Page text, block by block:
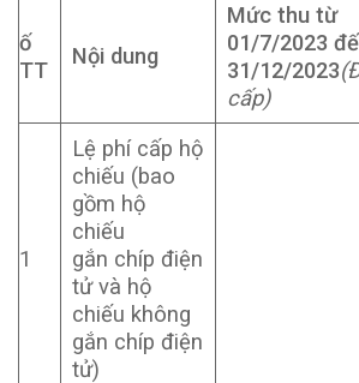
ố
TT
Nội dung
Mức thu từ
01/7/2023
31/12/2023
cấp)
1
Lệ phí cấp hộ
chiếu (bao
gồm hộ
chiếu
gắn chíp điện
tử và hộ
chiếu không
gắn chíp điện
tử)